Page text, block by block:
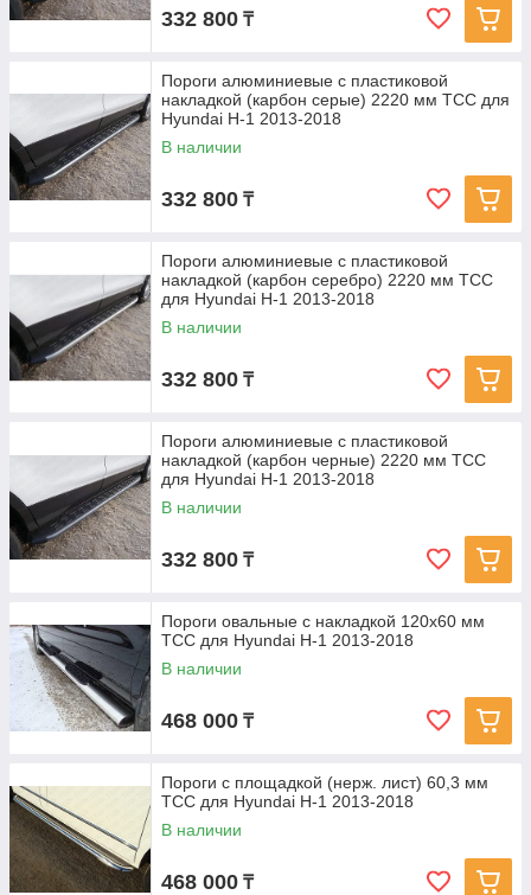
332 800 ₸
Пороги алюминиевые с пластиковой
накладкой (карбон серые) 2220 мм ТСС для
Hyundai H-1 2013-2018
В наличии
332 800 ₸
Пороги алюминиевые с пластиковой
накладкой (карбон серебро) 2220 мм ТСС
для Hyundai H-1 2013-2018
В наличии
332 800 ₸
Пороги алюминиевые с пластиковой
накладкой (карбон черные) 2220 мм ТСС
для Hyundai H-1 2013-2018
В наличии
332 800 ₸
Пороги овальные с накладкой 120x60 мм
ТСС для Hyundai H-1 2013-2018
В наличии
468 000 ₸
Пороги с площадкой (нерж. лист) 60,3 мм
ТСС для Hyundai H-1 2013-2018
В наличии
468 000 ₸